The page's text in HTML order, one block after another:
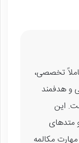
تخصصی،
و هدفمند
این
متدهای
مکالمه